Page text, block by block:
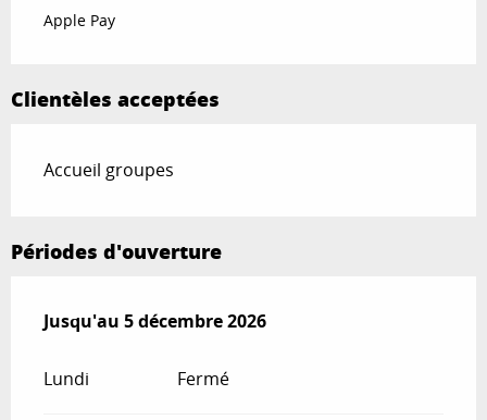
Apple Pay
Clientèles acceptées
Accueil groupes
Périodes d'ouverture
Du1 janvier 2026au5 décembre 2026
Jusqu'au 5 décembre 2026
Lundi Fermé